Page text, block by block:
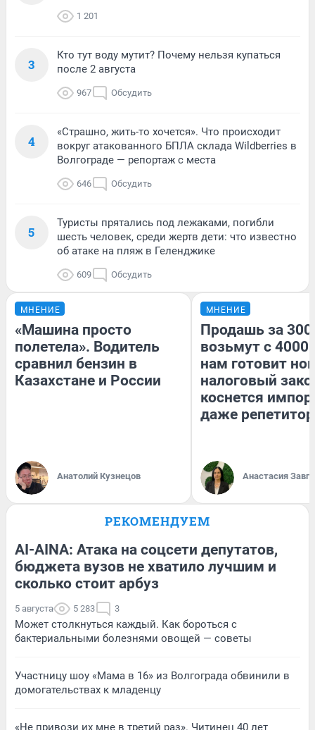
1 201
3
Кто тут воду мутит? Почему нельзя купаться
после 2 августа
967 Обсудить
4
«Страшно, жить-то хочется». Что происходит
вокруг атакованного БПЛА склада Wildberries в
Волгограде — репортаж с места
646 Обсудить
5
Туристы прятались под лежаками, погибли
шесть человек, среди жертв дети: что известно
об атаке на пляж в Геленджике
609 Обсудить
МНЕНИЕ
«Машина просто
полетела». Водитель
сравнил бензин в
Казахстане и России
Анатолий Кузнецов
МНЕНИЕ
Продашь за
возьмут с
нам готовит
налоговый
коснется
даже
Анастасия
РЕКОМЕНДУЕМ
AI-AINA: Атака на соцсети депутатов,
бюджета вузов не хватило лучшим и
сколько стоит арбуз
5 августа 5 283 3
Может столкнуться каждый. Как бороться с
бактериальными болезнями овощей — советы
Участницу шоу «Мама в 16» из Волгограда обвинили в
домогательствах к младенцу